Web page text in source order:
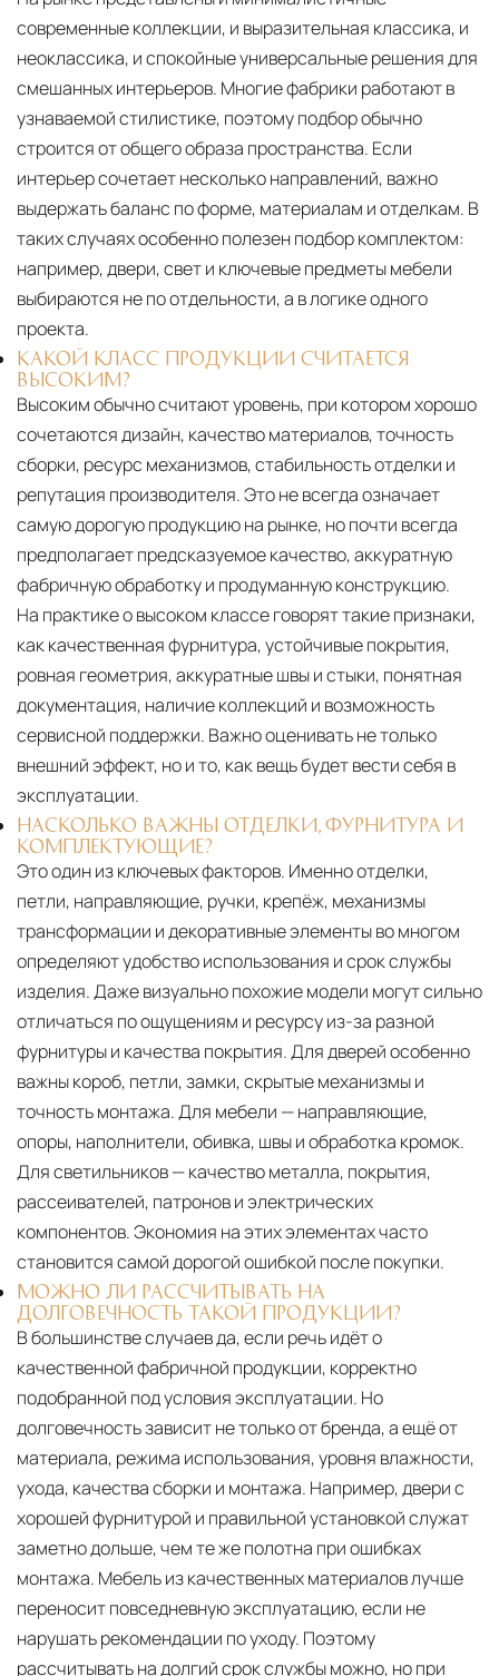
современные коллекции, и выразительная классика, и
неоклассика, и спокойные универсальные решения для
смешанных интерьеров. Многие фабрики работают в
узнаваемой стилистике, поэтому подбор обычно
строится от общего образа пространства. Если
интерьер сочетает несколько направлений, важно
выдержать баланс по форме, материалам и отделкам. В
таких случаях особенно полезен подбор комплектом:
например, двери, свет и ключевые предметы мебели
выбираются не по отдельности, а в логике одного
проекта.
КАКОЙ КЛАСС ПРОДУКЦИИ СЧИТАЕТСЯ
ВЫСОКИМ?
Высоким обычно считают уровень, при котором хорошо
сочетаются дизайн, качество материалов, точность
сборки, ресурс механизмов, стабильность отделки и
репутация производителя. Это не всегда означает
самую дорогую продукцию на рынке, но почти всегда
предполагает предсказуемое качество, аккуратную
фабричную обработку и продуманную конструкцию.
На практике о высоком классе говорят такие признаки,
как качественная фурнитура, устойчивые покрытия,
ровная геометрия, аккуратные швы и стыки, понятная
документация, наличие коллекций и возможность
сервисной поддержки. Важно оценивать не только
внешний эффект, но и то, как вещь будет вести себя в
эксплуатации.
НАСКОЛЬКО ВАЖНЫ ОТДЕЛКИ, ФУРНИТУРА И
КОМПЛЕКТУЮЩИЕ?
Это один из ключевых факторов. Именно отделки,
петли, направляющие, ручки, крепёж, механизмы
трансформации и декоративные элементы во многом
определяют удобство использования и срок службы
изделия. Даже визуально похожие модели могут сильно
отличаться по ощущениям и ресурсу из-за разной
фурнитуры и качества покрытия. Для дверей особенно
важны короб, петли, замки, скрытые механизмы и
точность монтажа. Для мебели — направляющие,
опоры, наполнители, обивка, швы и обработка кромок.
Для светильников — качество металла, покрытия,
рассеивателей, патронов и электрических
компонентов. Экономия на этих элементах часто
становится самой дорогой ошибкой после покупки.
МОЖНО ЛИ РАССЧИТЫВАТЬ НА
ДОЛГОВЕЧНОСТЬ ТАКОЙ ПРОДУКЦИИ?
В большинстве случаев да, если речь идёт о
качественной фабричной продукции, корректно
подобранной под условия эксплуатации. Но
долговечность зависит не только от бренда, а ещё от
материала, режима использования, уровня влажности,
ухода, качества сборки и монтажа. Например, двери с
хорошей фурнитурой и правильной установкой служат
заметно дольше, чем те же полотна при ошибках
монтажа. Мебель из качественных материалов лучше
переносит повседневную эксплуатацию, если не
нарушать рекомендации по уходу. Поэтому
рассчитывать на долгий срок службы можно, но при